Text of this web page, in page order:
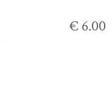
€ 6.00